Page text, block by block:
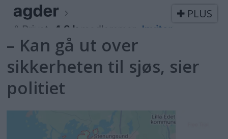
PLUS
– Kan gå ut over
sikkerheten til sjøs, sier
politiet